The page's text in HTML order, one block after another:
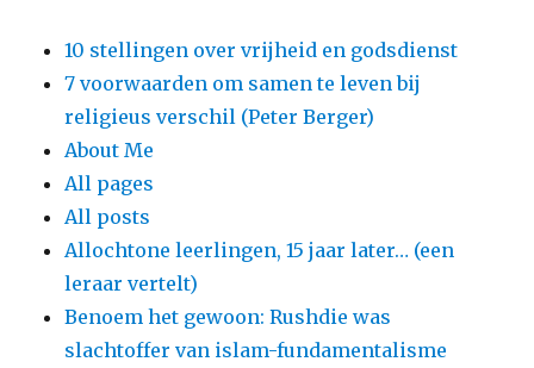
10 stellingen over vrijheid en godsdienst
7 voorwaarden om samen te leven bij
religieus verschil (Peter Berger)
About Me
All pages
All posts
Allochtone leerlingen, 15 jaar later… (een
leraar vertelt)
Benoem het gewoon: Rushdie was
slachtoffer van islam-fundamentalisme